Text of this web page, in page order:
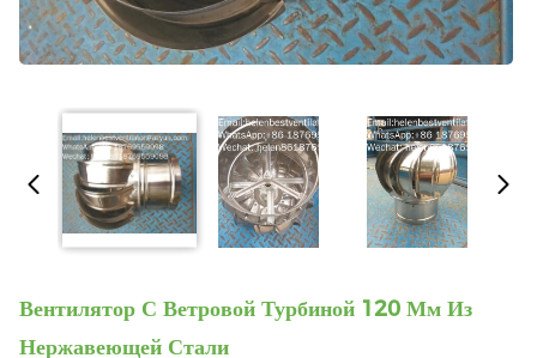
Вентилятор С Ветровой Турбиной 120 Мм Из
Нержавеющей Стали